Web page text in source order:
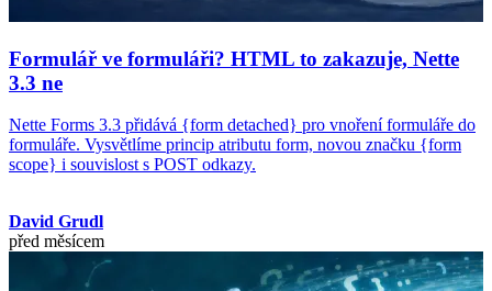
Formulář ve formuláři? HTML to zakazuje, Nette
3.3 ne
Nette Forms 3.3 přidává {form detached} pro vnoření formuláře do
formuláře. Vysvětlíme princip atributu form, novou značku {form
scope} i souvislost s POST odkazy.
David Grudl
před měsícem